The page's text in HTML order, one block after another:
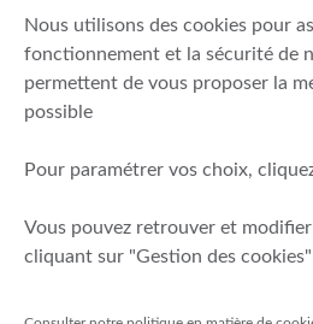
Politique de durabilité
Fonds de garantie des dépôts et de
Mentions légales
Prévention de la fraude
Nous utilisons des cookies pour
fonctionnement et la sécurité de
permettent de vous proposer la
possible
Pour paramétrer vos choix,
Vous pouvez retrouver et
cliquant sur "Gestion des